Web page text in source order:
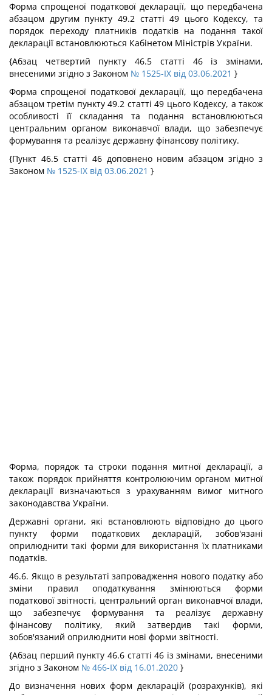
Форма спрощеної податкової декларації, що передбачена
абзацом другим пункту 49.2 статті 49 цього Кодексу, та
порядок переходу платників податків на подання такої
декларації встановлюються Кабінетом Міністрів України.
{Абзац четвертий пункту 46.5 статті 46 із змінами,
внесеними згідно з Законом № 1525-IX від 03.06.2021 }
Форма спрощеної податкової декларації, що передбачена
абзацом третім пункту 49.2 статті 49 цього Кодексу, а також
особливості її складання та подання встановлюються
центральним органом виконавчої влади, що забезпечує
формування та реалізує державну фінансову політику.
{Пункт 46.5 статті 46 доповнено новим абзацом згідно з
Законом № 1525-IX від 03.06.2021 }
Форма, порядок та строки подання митної декларації, а
також порядок прийняття контролюючим органом митної
декларації визначаються з урахуванням вимог митного
законодавства України.
Державні органи, які встановлюють відповідно до цього
пункту форми податкових декларацій, зобов'язані
оприлюднити такі форми для використання їх платниками
податків.
46.6. Якщо в результаті запровадження нового податку або
зміни правил оподаткування змінюються форми
податкової звітності, центральний орган виконавчої влади,
що забезпечує формування та реалізує державну
фінансову політику, який затвердив такі форми,
зобов'язаний оприлюднити нові форми звітності.
{Абзац перший пункту 46.6 статті 46 із змінами, внесеними
згідно з Законом № 466-IX від 16.01.2020 }
До визначення нових форм декларацій (розрахунків), які